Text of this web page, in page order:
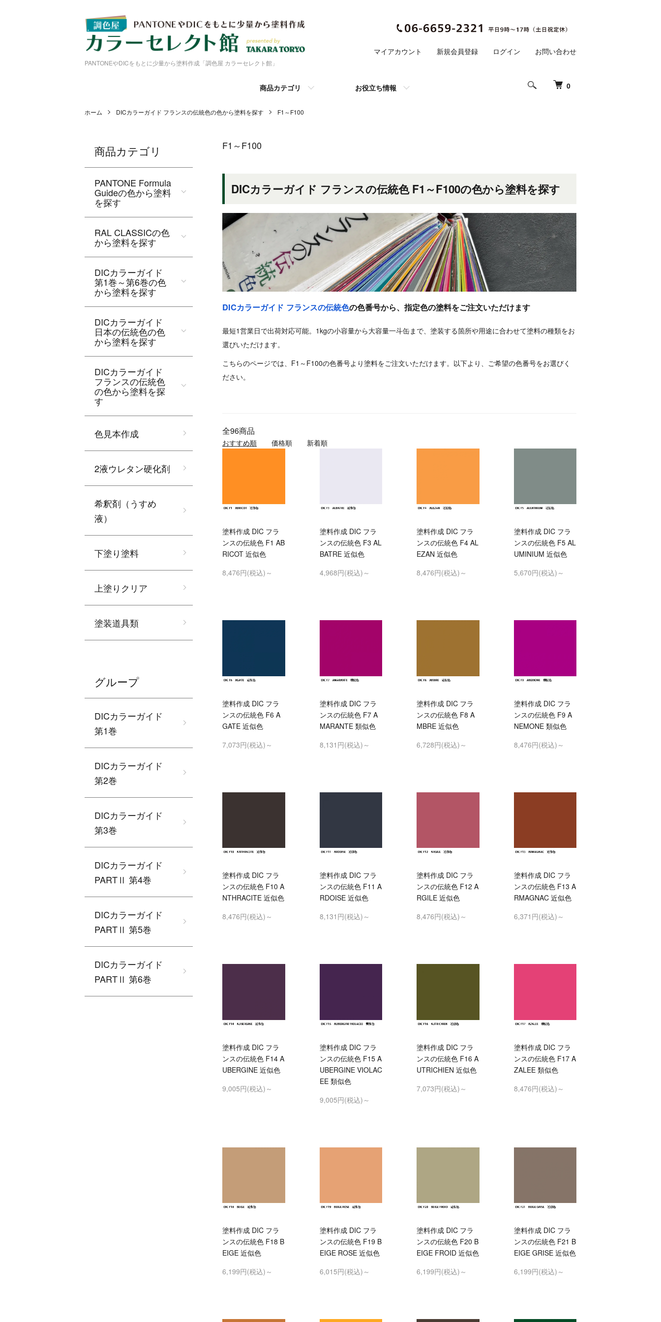
PANTONEやDICをもとに少量から塗料作成「調色屋 カラーセレクト館」
0
商品カテゴリ お役立ち情報
マイアカウント 新規会員登録 ログイン お問い合わせ
ホーム DICカラーガイド フランスの伝統色の色から塗料を探す F1～F100
F1～F100
DICカラーガイド フランスの伝統色 F1～F100の色から塗料を探す
DICカラーガイド フランスの伝統色の色番号から、指定色の塗料をご注文いただけます
最短1営業日で出荷対応可能。1kgの小容量から大容量一斗缶まで、塗装する箇所や用途に合わせて塗料の種類をお
選びいただけます。
こちらのページでは、F1～F100の色番号より塗料をご注文いただけます。以下より、ご希望の色番号をお選びく
ださい。
全96商品
おすすめ順 価格順 新着順
塗料作成 DIC フラ
ンスの伝統色 F1 AB
RICOT 近似色
8,476円(税込)～
塗料作成 DIC フラ
ンスの伝統色 F3 AL
BATRE 近似色
4,968円(税込)～
塗料作成 DIC フラ
ンスの伝統色 F4 AL
EZAN 近似色
8,476円(税込)～
塗料作成 DIC フラ
ンスの伝統色 F5 AL
UMINIUM 近似色
5,670円(税込)～
塗料作成 DIC フラ
ンスの伝統色 F6 A
GATE 近似色
7,073円(税込)～
塗料作成 DIC フラ
ンスの伝統色 F7 A
MARANTE 類似色
8,131円(税込)～
塗料作成 DIC フラ
ンスの伝統色 F8 A
MBRE 近似色
6,728円(税込)～
塗料作成 DIC フラ
ンスの伝統色 F9 A
NEMONE 類似色
8,476円(税込)～
塗料作成 DIC フラ
ンスの伝統色 F10 A
NTHRACITE 近似色
8,476円(税込)～
塗料作成 DIC フラ
ンスの伝統色 F11 A
RDOISE 近似色
8,131円(税込)～
塗料作成 DIC フラ
ンスの伝統色 F12 A
RGILE 近似色
8,476円(税込)～
塗料作成 DIC フラ
ンスの伝統色 F13 A
RMAGNAC 近似色
6,371円(税込)～
塗料作成 DIC フラ
ンスの伝統色 F14 A
UBERGINE 近似色
9,005円(税込)～
塗料作成 DIC フラ
ンスの伝統色 F15 A
UBERGINE VIOLAC
EE 類似色
9,005円(税込)～
塗料作成 DIC フラ
ンスの伝統色 F16 A
UTRICHIEN 近似色
7,073円(税込)～
塗料作成 DIC フラ
ンスの伝統色 F17 A
ZALEE 類似色
8,476円(税込)～
塗料作成 DIC フラ
ンスの伝統色 F18 B
EIGE 近似色
6,199円(税込)～
塗料作成 DIC フラ
ンスの伝統色 F19 B
EIGE ROSE 近似色
6,015円(税込)～
塗料作成 DIC フラ
ンスの伝統色 F20 B
EIGE FROID 近似色
6,199円(税込)～
塗料作成 DIC フラ
ンスの伝統色 F21 B
EIGE GRISE 近似色
6,199円(税込)～
商品カテゴリ
PANTONE Formula
Guideの色から塗料
を探す
RAL CLASSICの色
から塗料を探す
DICカラーガイド
第1巻～第6巻の色
から塗料を探す
DICカラーガイド
日本の伝統色の色
から塗料を探す
DICカラーガイド
フランスの伝統色
の色から塗料を探
す
色見本作成
2液ウレタン硬化剤
希釈剤（うすめ
液）
下塗り塗料
上塗りクリア
塗装道具類
グループ
DICカラーガイド
第1巻
DICカラーガイド
第2巻
DICカラーガイド
第3巻
DICカラーガイド
PARTⅡ 第4巻
DICカラーガイド
PARTⅡ 第5巻
DICカラーガイド
PARTⅡ 第6巻